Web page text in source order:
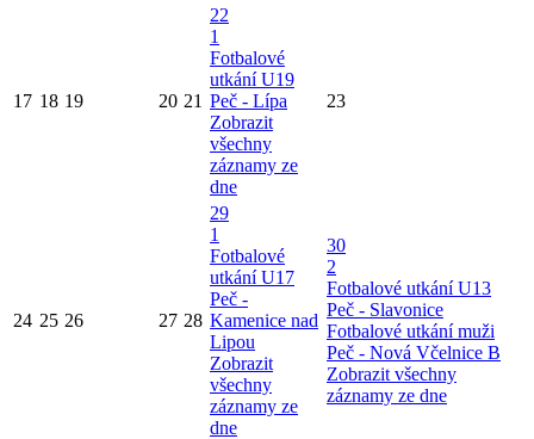
17 18 19 20 21
22
1
Fotbalové
utkání U19
Peč - Lípa
Zobrazit
všechny
záznamy ze
dne
23
24 25 26 27 28
29
1
Fotbalové
utkání U17
Peč -
Kamenice nad
Lipou
Zobrazit
všechny
záznamy ze
dne
30
2
Fotbalové utkání U13
Peč - Slavonice
Fotbalové utkání muži
Peč - Nová Včelnice B
Zobrazit všechny
záznamy ze dne